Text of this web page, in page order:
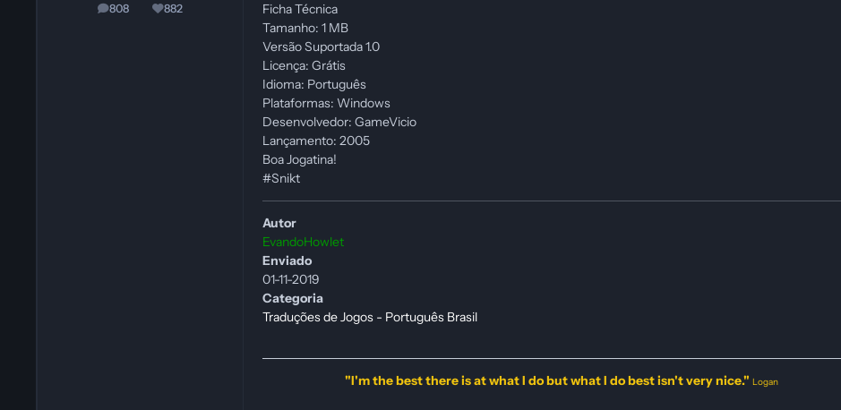
808
posts 882
Reputação
Ficha Técnica
Tamanho: 1 MB
Versão Suportada 1.0
Licença: Grátis
Idioma: Português
Plataformas: Windows
Desenvolvedor: GameVicio
Lançamento: 2005
Boa Jogatina!
#Snikt
Autor
EvandoHowlet
Enviado
01-11-2019
Categoria
Traduções de Jogos - Português Brasil
"I'm the best there is at what I do but what I do best isn't very nice." Logan